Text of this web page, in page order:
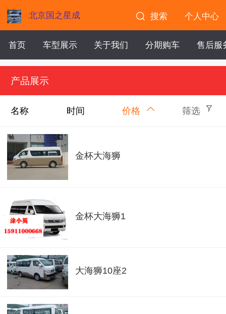
北京国之星成 搜索 个人中心
首页 车型展示 关于我们 分期购车 售后服
产品展示
名称 时间 价格 筛选
金杯大海狮
金杯大海狮1
大海狮10座2